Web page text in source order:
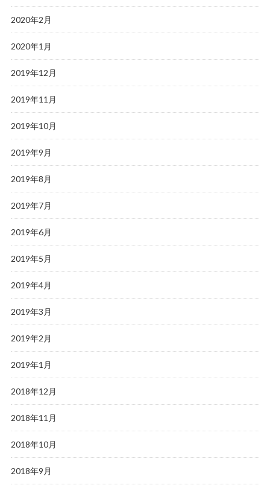
2020年2月
2020年1月
2019年12月
2019年11月
2019年10月
2019年9月
2019年8月
2019年7月
2019年6月
2019年5月
2019年4月
2019年3月
2019年2月
2019年1月
2018年12月
2018年11月
2018年10月
2018年9月